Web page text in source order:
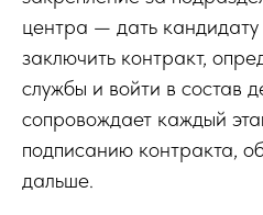
центра — дать
заключить контракт,
службы и войти в состав
сопровождает каждый
подписанию контракта,
дальше.